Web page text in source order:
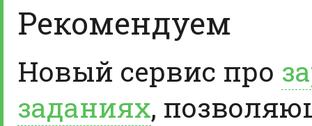
Рекомендуем
Новый сервис про
заданиях,